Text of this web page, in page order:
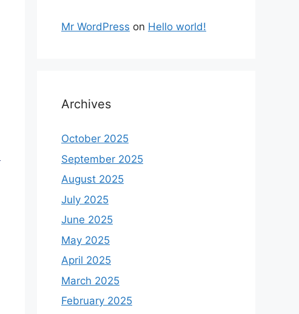
Mr WordPress on Hello world!
Archives
October 2025
September 2025
August 2025
July 2025
June 2025
May 2025
April 2025
March 2025
February 2025